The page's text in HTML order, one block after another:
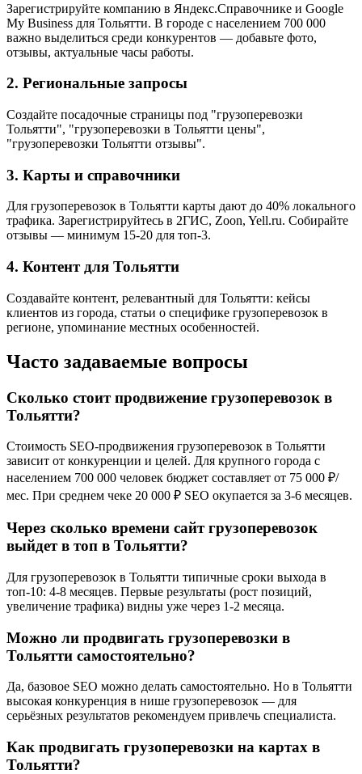
Зарегистрируйте компанию в Яндекс.Справочнике и Google
My Business для Тольятти. В городе с населением 700 000
важно выделиться среди конкурентов — добавьте фото,
отзывы, актуальные часы работы.
2. Региональные запросы
Создайте посадочные страницы под "грузоперевозки
Тольятти", "грузоперевозки в Тольятти цены",
"грузоперевозки Тольятти отзывы".
3. Карты и справочники
Для грузоперевозок в Тольятти карты дают до 40% локального
трафика. Зарегистрируйтесь в 2ГИС, Zoon, Yell.ru. Собирайте
отзывы — минимум 15-20 для топ-3.
4. Контент для Тольятти
Создавайте контент, релевантный для Тольятти: кейсы
клиентов из города, статьи о специфике грузоперевозок в
регионе, упоминание местных особенностей.
Часто задаваемые вопросы
Сколько стоит продвижение грузоперевозок в
Тольятти?
Стоимость SEO-продвижения грузоперевозок в Тольятти
зависит от конкуренции и целей. Для крупного города с
населением 700 000 человек бюджет составляет от 75 000 ₽/
мес. При среднем чеке 20 000 ₽ SEO окупается за 3-6 месяцев.
Через сколько времени сайт грузоперевозок
выйдет в топ в Тольятти?
Для грузоперевозок в Тольятти типичные сроки выхода в
топ-10: 4-8 месяцев. Первые результаты (рост позиций,
увеличение трафика) видны уже через 1-2 месяца.
Можно ли продвигать грузоперевозки в
Тольятти самостоятельно?
Да, базовое SEO можно делать самостоятельно. Но в Тольятти
высокая конкуренция в нише грузоперевозок — для
серьёзных результатов рекомендуем привлечь специалиста.
Как продвигать грузоперевозки на картах в
Тольятти?